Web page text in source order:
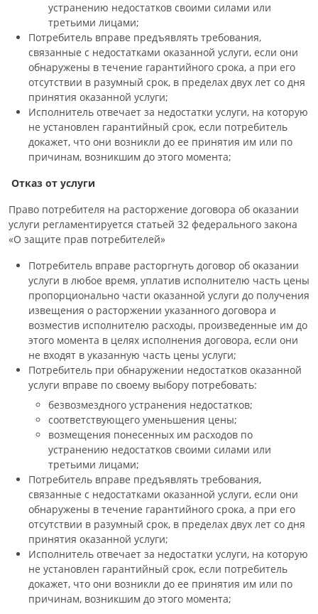
устранению недостатков своими силами или
третьими лицами;
Потребитель вправе предъявлять требования,
связанные с недостатками оказанной услуги, если они
обнаружены в течение гарантийного срока, а при его
отсутствии в разумный срок, в пределах двух лет со дня
принятия оказанной услуги;
Исполнитель отвечает за недостатки услуги, на которую
не установлен гарантийный срок, если потребитель
докажет, что они возникли до ее принятия им или по
причинам, возникшим до этого момента;
Отказ от услуги
Право потребителя на расторжение договора об оказании
услуги регламентируется статьей 32 федерального закона
«О защите прав потребителей»
Потребитель вправе расторгнуть договор об оказании
услуги в любое время, уплатив исполнителю часть цены
пропорционально части оказанной услуги до получения
извещения о расторжении указанного договора и
возместив исполнителю расходы, произведенные им до
этого момента в целях исполнения договора, если они
не входят в указанную часть цены услуги;
Потребитель при обнаружении недостатков оказанной
услуги вправе по своему выбору потребовать:
безвозмездного устранения недостатков;
соответствующего уменьшения цены;
возмещения понесенных им расходов по
устранению недостатков своими силами или
третьими лицами;
Потребитель вправе предъявлять требования,
связанные с недостатками оказанной услуги, если они
обнаружены в течение гарантийного срока, а при его
отсутствии в разумный срок, в пределах двух лет со дня
принятия оказанной услуги;
Исполнитель отвечает за недостатки услуги, на которую
не установлен гарантийный срок, если потребитель
докажет, что они возникли до ее принятия им или по
причинам, возникшим до этого момента;